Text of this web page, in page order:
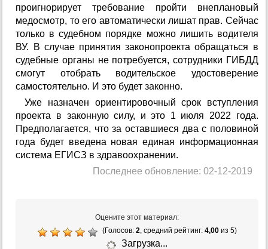
проигнорирует требование пройти внеплановый
медосмотр, то его автоматически лишат прав. Сейчас
только в судебном порядке можно лишить водителя
ВУ. В случае принятия законопроекта обращаться в
судебные органы не потребуется, сотрудники ГИБДД
смогут отобрать водительское удостоверение
самостоятельно. И это будет законно.
Уже назначен ориентировочный срок вступления
проекта в законную силу, и это 1 июля 2022 года.
Предполагается, что за оставшиеся два с половиной
года будет введена новая единая информационная
система ЕГИСЗ в здравоохранении.
Последнее обновление: 02-12-2019
Оцените этот материал:
(Голосов: 2 , средний рейтинг: 4,00из 5)
Загрузка...